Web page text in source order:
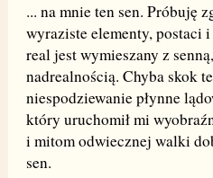
... na mnie ten sen. Próbuję
wyraziste elementy, postaci
real jest wymieszany z
nadrealnością. Chyba skok
niespodziewanie płynne
który uruchomił mi
i mitom odwiecznej walki
sen.